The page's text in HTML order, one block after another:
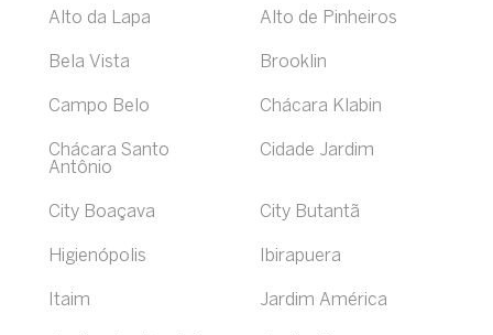
Alto da Lapa Alto de Pinheiros
Bela Vista Brooklin
Campo Belo Chácara Klabin
Chácara Santo
Antônio
Cidade Jardim
City Boaçava City Butantã
Higienópolis Ibirapuera
Itaim Jardim América